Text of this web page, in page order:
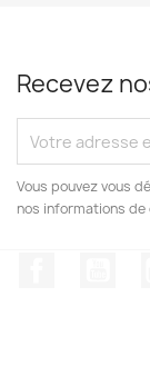
Recevez
Vous pouvez vous
nos informations